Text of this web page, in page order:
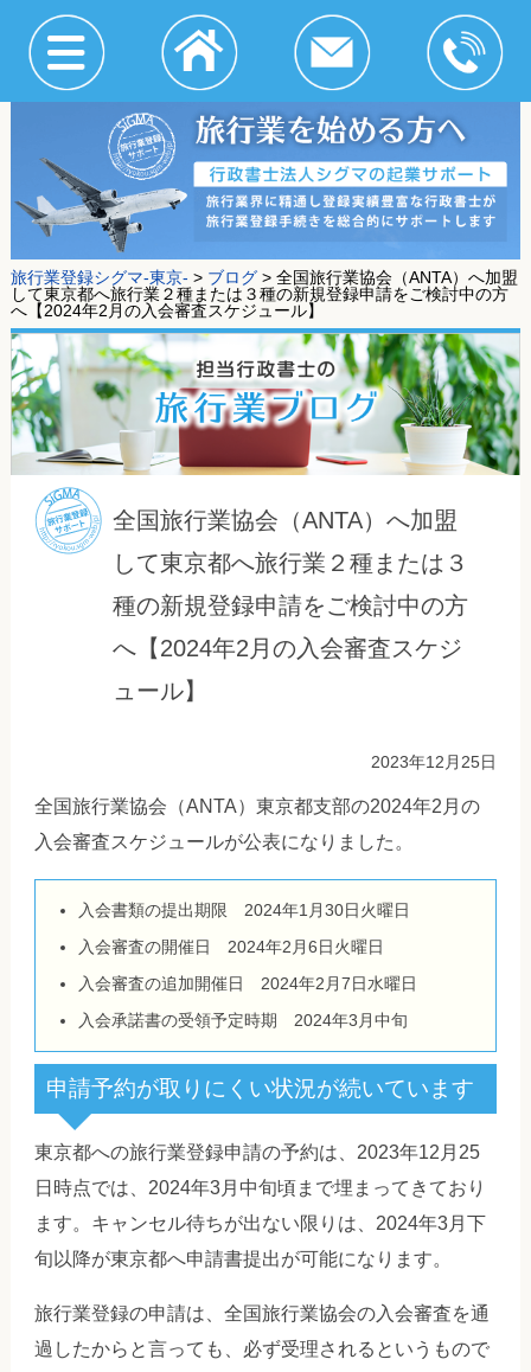
旅行業登録シグマ-東京- > ブログ> 全国旅行業協会（ANTA）へ加盟
して東京都へ旅行業２種または３種の新規登録申請をご検討中の方
へ【2024年2月の入会審査スケジュール】
全国旅行業協会（ANTA）へ加盟
して東京都へ旅行業２種または３
種の新規登録申請をご検討中の方
へ【2024年2月の入会審査スケジ
ュール】
2023年12月25日
全国旅行業協会（ANTA）東京都支部の2024年2月の
入会審査スケジュールが公表になりました。
入会書類の提出期限 2024年1月30日火曜日
入会審査の開催日 2024年2月6日火曜日
入会審査の追加開催日 2024年2月7日水曜日
入会承諾書の受領予定時期 2024年3月中旬
申請予約が取りにくい状況が続いています
東京都への旅行業登録申請の予約は、2023年12月25
日時点では、2024年3月中旬頃まで埋まってきており
ます。キャンセル待ちが出ない限りは、2024年3月下
旬以降が東京都へ申請書提出が可能になります。
旅行業登録の申請は、全国旅行業協会の入会審査を通
過したからと言っても、必ず受理されるというもので